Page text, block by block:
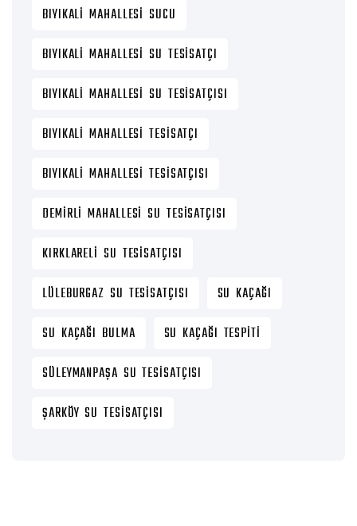
BIYIKALI MAHALLESI SUCU
BIYIKALI MAHALLESI SU TESISATÇI
BIYIKALI MAHALLESI SU TESISATÇISI
BIYIKALI MAHALLESI TESISATÇI
BIYIKALI MAHALLESI TESISATÇISI
DEMIRLI MAHALLESI SU TESISATÇISI
KIRKLARELI SU TESISATÇISI
LÜLEBURGAZ SU TESISATÇISI
SU KAÇAĞI
SU KAÇAĞI BULMA
SU KAÇAĞI TESPITI
SÜLEYMANPAŞA SU TESISATÇISI
ŞARKÖY SU TESISATÇISI